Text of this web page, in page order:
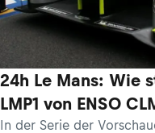
24h Le Mans: Wie
LMP1 von ENSO
In der Serie der